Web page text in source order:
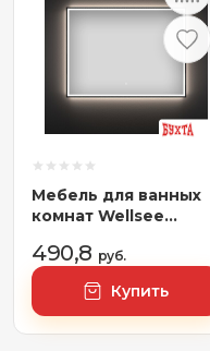
Мебель для ванных
комнат Wellsee
фронтальной LED-
подсветкой 7 Rays'
Spectrum 172201410,
120 х 80 см (с
сенсором и
490,8 руб.
Купить